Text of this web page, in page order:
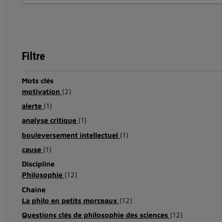
Filtre
Mots clés
motivation (2)
alerte (1)
analyse critique (1)
bouleversement intellectuel (1)
cause (1)
Discipline
Philosophie (12)
Chaîne
La philo en petits morceaux (12)
Questions clés de philosophie des sciences (12)